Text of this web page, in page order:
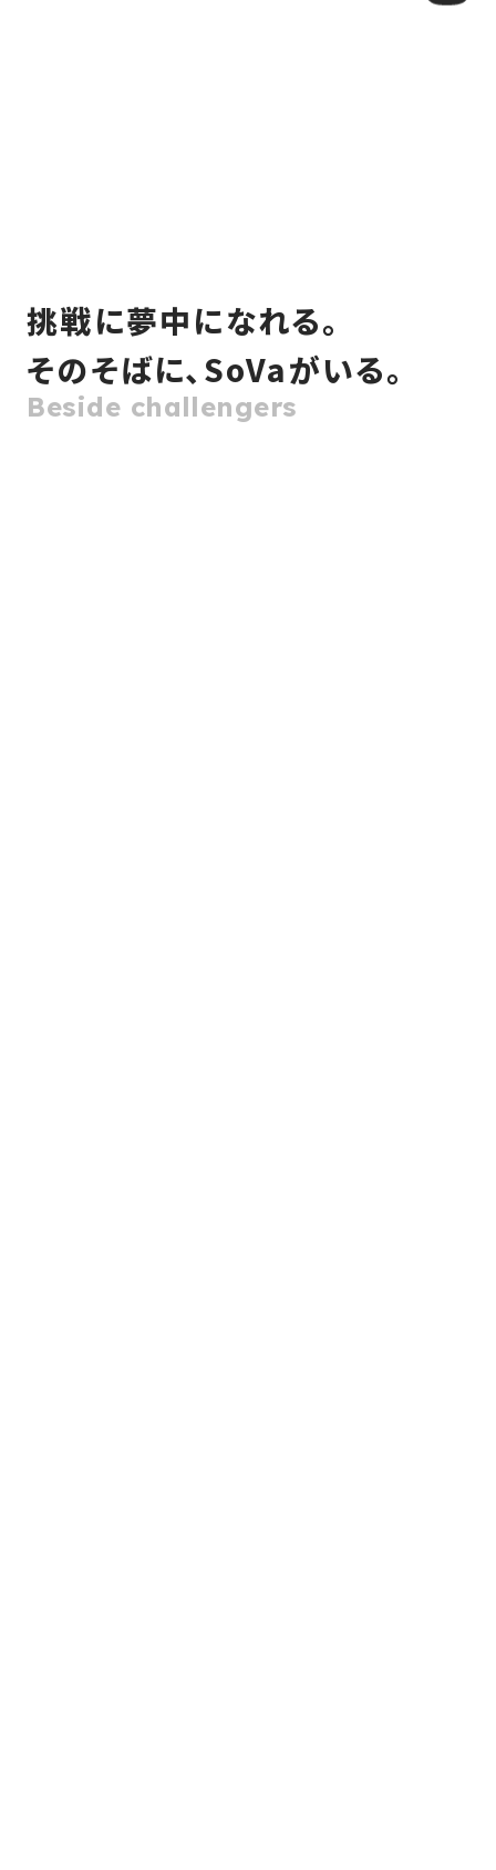
挑戦に夢中になれる。
そのそばに、 SoVaがいる。
Beside challengers